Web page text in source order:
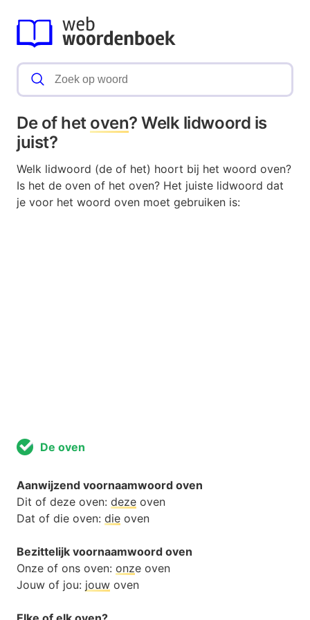
De of het oven? Welk lidwoord is
juist?
Welk lidwoord (de of het) hoort bij het woord oven?
Is het de oven of het oven? Het juiste lidwoord dat
je voor het woord oven moet gebruiken is:
De oven
Aanwijzend voornaamwoord oven
Dit of deze oven: deze oven
Dat of die oven: die oven
Bezittelijk voornaamwoord oven
Onze of ons oven: onze oven
Jouw of jou: jouw oven